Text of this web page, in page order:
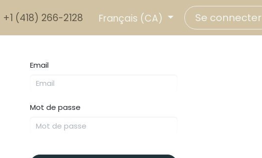
+1 (418) 266-2128 Français (CA) Se connecter
Email
Mot de passe